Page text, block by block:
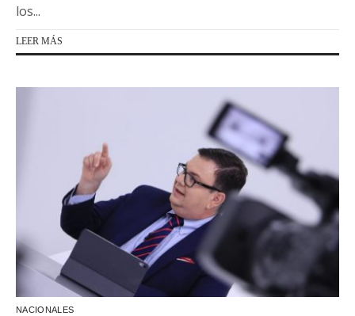
los...
LEER MÁS
NACIONALES